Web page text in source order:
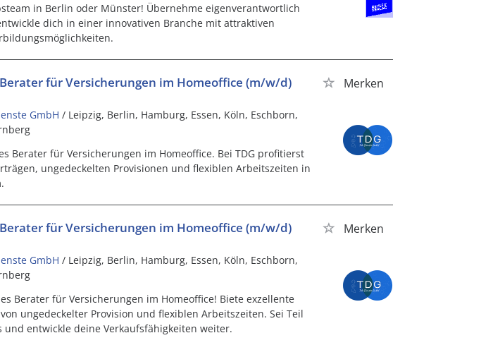
in Berlin oder Münster! Übernehme eigenverantwortlich
dich in einer innovativen Branche mit attraktiven
für Versicherungen im Homeoffice (m/w/d) Merken
GmbH / Leipzig, Berlin, Hamburg, Essen, Köln, Eschborn,
Berater für Versicherungen im Homeoffice. Bei TDG profitierst
ungedeckelten Provisionen und flexiblen Arbeitszeiten in
für Versicherungen im Homeoffice (m/w/d) Merken
GmbH / Leipzig, Berlin, Hamburg, Essen, Köln, Eschborn,
Berater für Versicherungen im Homeoffice! Biete exzellente
ungedeckelter Provision und flexiblen Arbeitszeiten. Sei Teil
und entwickle deine Verkaufsfähigkeiten weiter.